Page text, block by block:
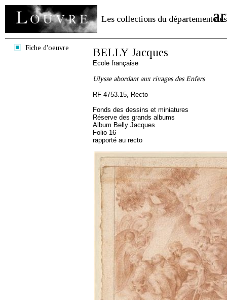
Les collections du département des
Fiche d'oeuvre BELLY Jacques
Ecole française
Ulysse abordant aux rivages des Enfers
RF 4753.15, Recto
Fonds des dessins et miniatures
Réserve des grands albums
Album Belly Jacques
Folio 16
rapporté au recto